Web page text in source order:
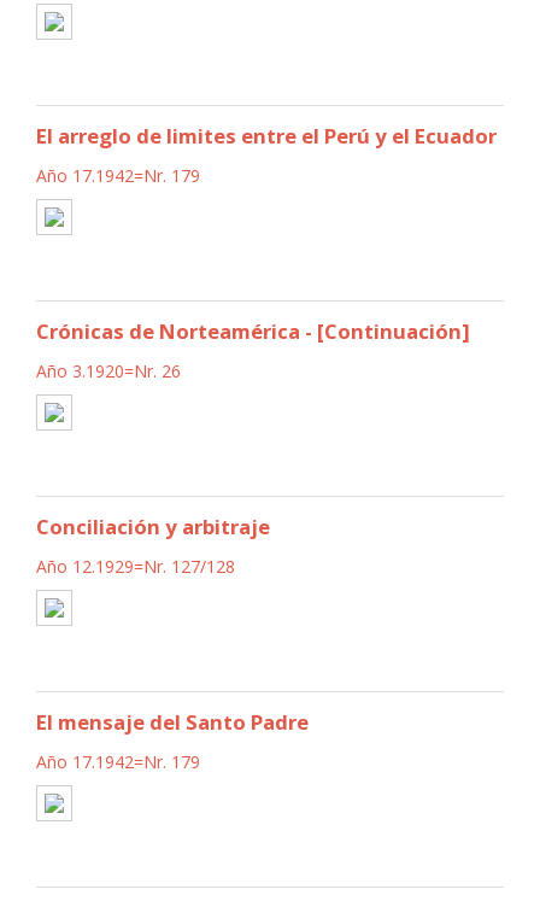
El arreglo de limites entre el Perú y el Ecuador
Año 17.1942=Nr. 179
Crónicas de Norteamérica - [Continuación]
Año 3.1920=Nr. 26
Conciliación y arbitraje
Año 12.1929=Nr. 127/128
El mensaje del Santo Padre
Año 17.1942=Nr. 179